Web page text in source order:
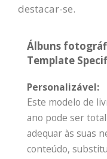
destacar-se.
Álbuns
Template
Personalizável:
Este modelo de
ano pode ser
adequar às suas
conteúdo,